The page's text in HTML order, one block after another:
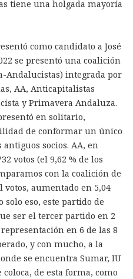
tiene una holgada mayoría
como candidato a José
se presentó una coalición
Andalucistas) integrada por
AA, Anticapitalistas
y Primavera Andaluza.
en solitario,
de conformar un único
socios. AA, en
votos (el 9,62 % de los
con la coalición de
votos, aumentado en 5,04
solo eso, este partido de
ser el tercer partido en 2
en 6 de las 8
y con mucho, a la
se encuentra Sumar, IU
de esta forma, como